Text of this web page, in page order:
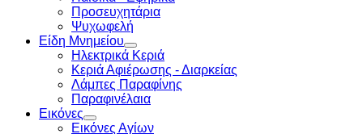
Προσευχητάρια
Ψυχωφελή
Είδη Μνημείου
Ηλεκτρικά Κεριά
Κεριά Αφιέρωσης - Διαρκείας
Λάμπες Παραφίνης
Παραφινέλαια
Εικόνες
Εικόνες Αγίων